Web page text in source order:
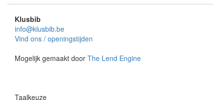
Klusbib
info@klusbib.be
Vind ons / openingstijden
Mogelijk gemaakt door The Lend Engine
Taalkeuze